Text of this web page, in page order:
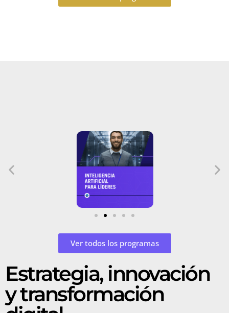
Ver todos los programas
Estrategia, innovación
y transformación